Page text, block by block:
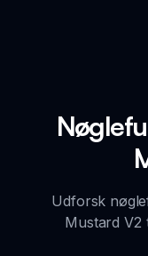
Udforsk
Mustard V2